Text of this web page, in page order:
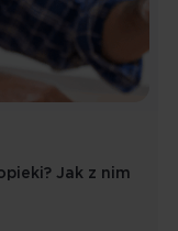
Jak z nim